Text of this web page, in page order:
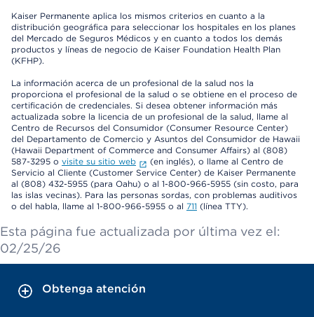
Kaiser Permanente aplica los mismos criterios en cuanto a la
distribución geográfica para seleccionar los hospitales en los planes
del Mercado de Seguros Médicos y en cuanto a todos los demás
productos y líneas de negocio de Kaiser Foundation Health Plan
(KFHP).
La información acerca de un profesional de la salud nos la
proporciona el profesional de la salud o se obtiene en el proceso de
certificación de credenciales. Si desea obtener información más
actualizada sobre la licencia de un profesional de la salud, llame al
Centro de Recursos del Consumidor (Consumer Resource Center)
del Departamento de Comercio y Asuntos del Consumidor de Hawaii
(Hawaii Department of Commerce and Consumer Affairs) al (808)
587-3295 o visite su sitio web
(en inglés), o llame al Centro de
Servicio al Cliente (Customer Service Center) de Kaiser Permanente
al (808) 432-5955 (para Oahu) o al 1-800-966-5955 (sin costo, para
las islas vecinas). Para las personas sordas, con problemas auditivos
o del habla, llame al 1-800-966-5955 o al 711 (línea TTY).
Esta página fue actualizada por última vez el:
02/25/26
Obtenga atención